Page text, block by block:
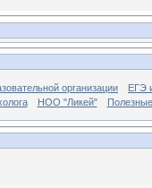
организации
ЕГЭ
НОО "Ликей"